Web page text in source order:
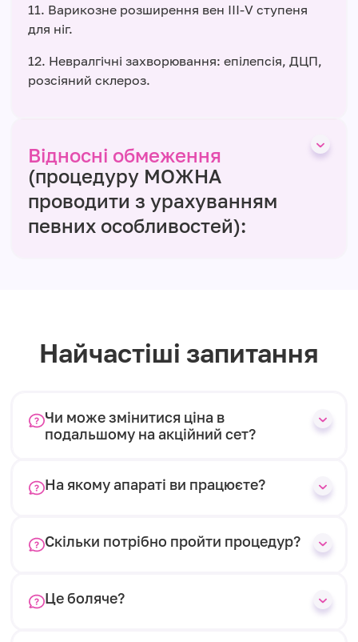
11. Варикозне розширення вен ІІІ-V ступеня
для ніг.
12. Невралгічні захворювання: епілепсія, ДЦП,
розсіяний склероз.
Відносні обмеження
(процедуру МОЖНА
проводити з урахуванням
певних особливостей):
Найчастіші запитання
Чи може змінитися ціна в
подальшому на акційний сет?
На якому апараті ви працюєте?
Скільки потрібно пройти процедур?
Це боляче?